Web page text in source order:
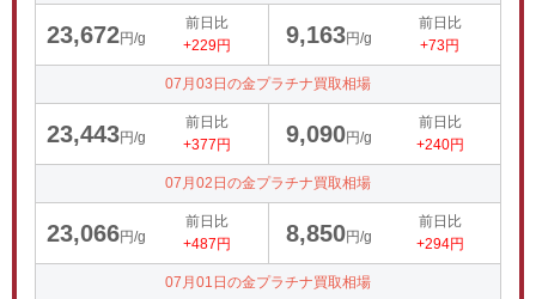
23,672円/g
前日比
+229円
9,163円/g
前日比
+73円
07月03日の金プラチナ買取相場
23,443円/g
前日比
+377円
9,090円/g
前日比
+240円
07月02日の金プラチナ買取相場
23,066円/g
前日比
+487円
8,850円/g
前日比
+294円
07月01日の金プラチナ買取相場